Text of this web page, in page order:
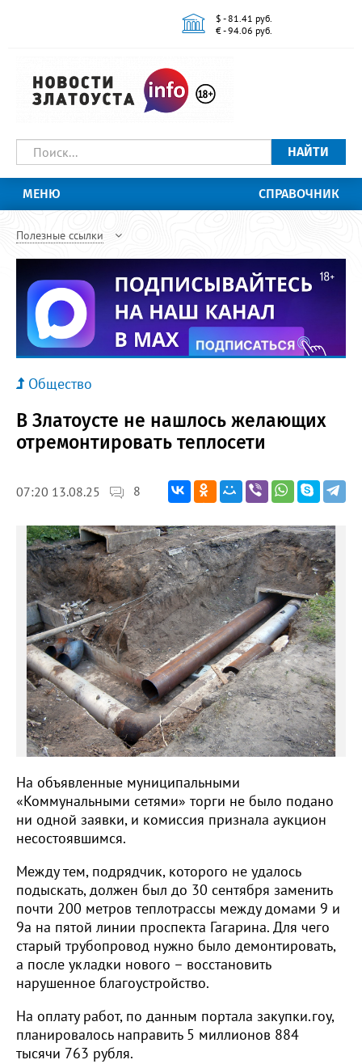
$ - 81.41 руб.
€ - 94.06 руб.
НАЙТИ
МЕНЮ СПРАВОЧНИК
Полезные ссылки
Общество
В Златоусте не нашлось желающих
отремонтировать теплосети
07:20 13.08.25 8
На объявленные муниципальными
«Коммунальными сетями» торги не было подано
ни одной заявки, и комиссия признала аукцион
несостоявшимся.
Между тем, подрядчик, которого не удалось
подыскать, должен был до 30 сентября заменить
почти 200 метров теплотрассы между домами 9 и
9а на пятой линии проспекта Гагарина. Для чего
старый трубопровод нужно было демонтировать,
а после укладки нового – восстановить
нарушенное благоустройство.
На оплату работ, по данным портала закупки.гоу,
планировалось направить 5 миллионов 884
тысячи 763 рубля.